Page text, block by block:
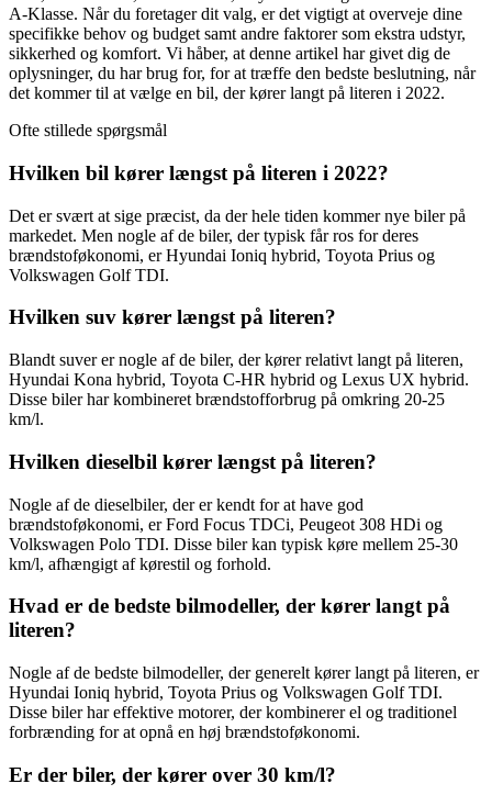
A-Klasse. Når du foretager dit valg, er det vigtigt at overveje dine
specifikke behov og budget samt andre faktorer som ekstra udstyr,
sikkerhed og komfort. Vi håber, at denne artikel har givet dig de
oplysninger, du har brug for, for at træffe den bedste beslutning, når
det kommer til at vælge en bil, der kører langt på literen i 2022.
Ofte stillede spørgsmål
Hvilken bil kører længst på literen i 2022?
Det er svært at sige præcist, da der hele tiden kommer nye biler på
markedet. Men nogle af de biler, der typisk får ros for deres
brændstoføkonomi, er Hyundai Ioniq hybrid, Toyota Prius og
Volkswagen Golf TDI.
Hvilken suv kører længst på literen?
Blandt suver er nogle af de biler, der kører relativt langt på literen,
Hyundai Kona hybrid, Toyota C-HR hybrid og Lexus UX hybrid.
Disse biler har kombineret brændstofforbrug på omkring 20-25
km/l.
Hvilken dieselbil kører længst på literen?
Nogle af de dieselbiler, der er kendt for at have god
brændstoføkonomi, er Ford Focus TDCi, Peugeot 308 HDi og
Volkswagen Polo TDI. Disse biler kan typisk køre mellem 25-30
km/l, afhængigt af kørestil og forhold.
Hvad er de bedste bilmodeller, der kører langt på
literen?
Nogle af de bedste bilmodeller, der generelt kører langt på literen, er
Hyundai Ioniq hybrid, Toyota Prius og Volkswagen Golf TDI.
Disse biler har effektive motorer, der kombinerer el og traditionel
forbrænding for at opnå en høj brændstoføkonomi.
Er der biler, der kører over 30 km/l?